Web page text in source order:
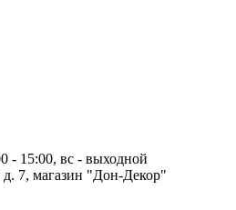
- 15:00, вс - выходной
д. 7, магазин "Дон-Декор"